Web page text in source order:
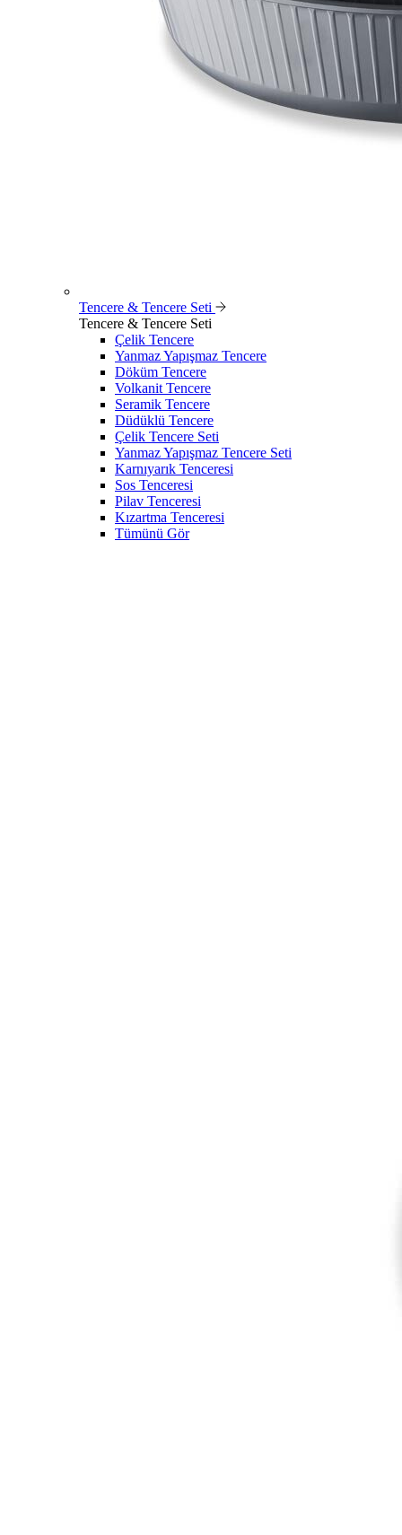
Tencere & Tencere Seti
Tencere & Tencere Seti
Çelik Tencere
Yanmaz Yapışmaz Tencere
Döküm Tencere
Volkanit Tencere
Seramik Tencere
Düdüklü Tencere
Çelik Tencere Seti
Yanmaz Yapışmaz Tencere Seti
Karnıyarık Tenceresi
Sos Tenceresi
Pilav Tenceresi
Kızartma Tenceresi
Tümünü Gör